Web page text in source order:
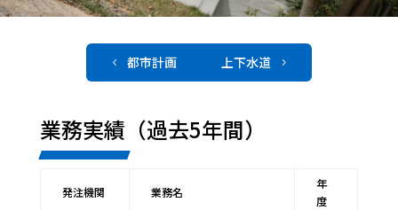
4 都市計画 上下水道 5
業務実績（過去5年間）
発注機関 業務名
年
度